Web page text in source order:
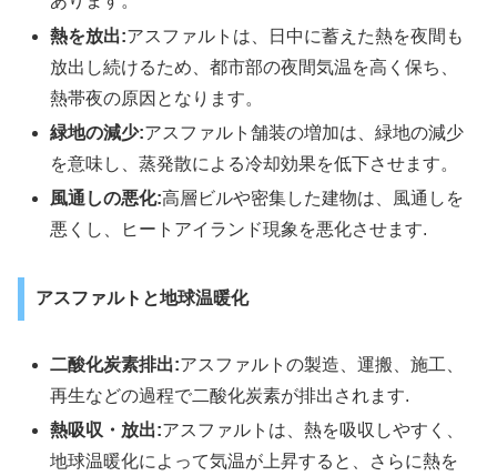
熱を放出:アスファルトは、日中に蓄えた熱を夜間も
放出し続けるため、都市部の夜間気温を高く保ち、
熱帯夜の原因となります。
緑地の減少:アスファルト舗装の増加は、緑地の減少
を意味し、蒸発散による冷却効果を低下させます。
風通しの悪化:高層ビルや密集した建物は、風通しを
悪くし、ヒートアイランド現象を悪化させます.
アスファルトと地球温暖化
二酸化炭素排出:アスファルトの製造、運搬、施工、
再生などの過程で二酸化炭素が排出されます.
熱吸収・放出:アスファルトは、熱を吸収しやすく、
地球温暖化によって気温が上昇すると、さらに熱を